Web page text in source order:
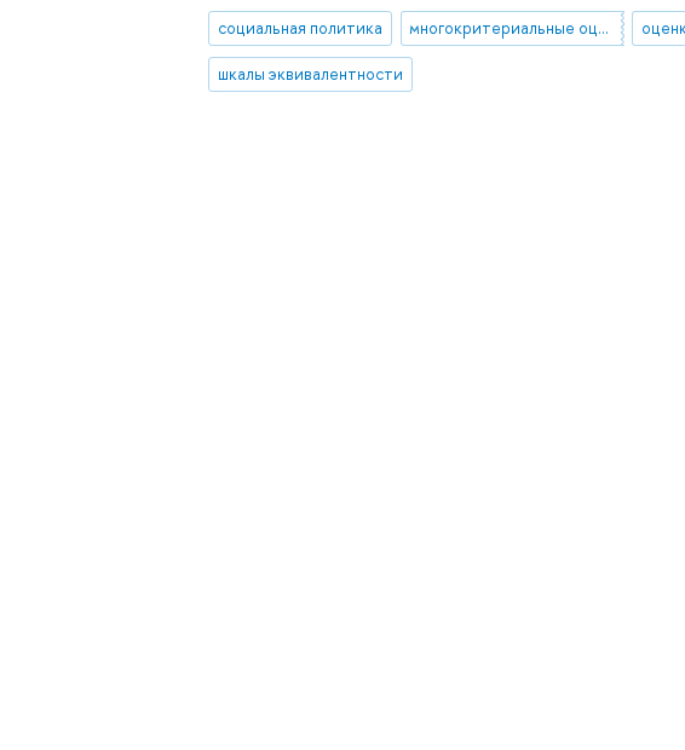
социальная политика многокритериальные оценки бедности
шкалы эквивалентности